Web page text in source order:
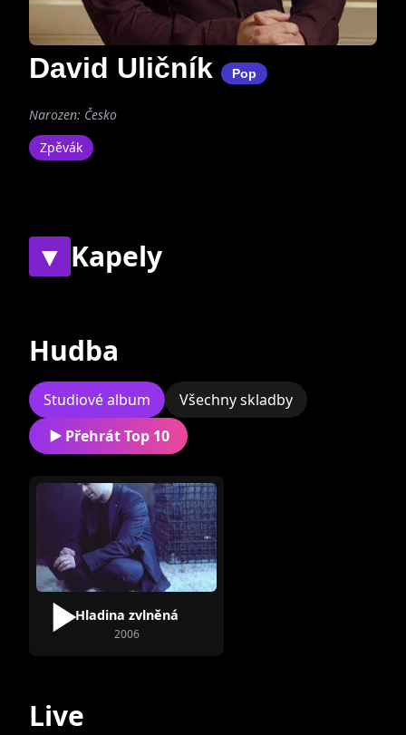
David Uličník Pop
Narozen: Česko
Zpěvák
▼ Kapely
Hudba
Studiové album
Všechny skladby
Přehrát Top 10
Hladina zvlněná
2006
Live